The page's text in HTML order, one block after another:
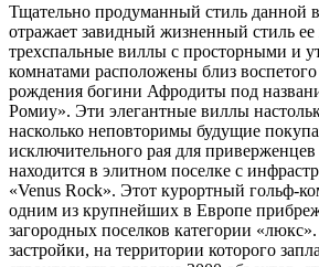
Тщательно продуманный стиль данной
отражает завидный жизненный стиль
трехспальные виллы с просторными и
комнатами расположены близ воспетого
рождения богини Афродиты под
Ромиу». Эти элегантные виллы
насколько неповторимы будущие
исключительного рая для
находится в элитном поселке с
«Venus Rock». Этот курортный гольф-
одним из крупнейших в Европе
загородных поселков категории
застройки, на территории которого